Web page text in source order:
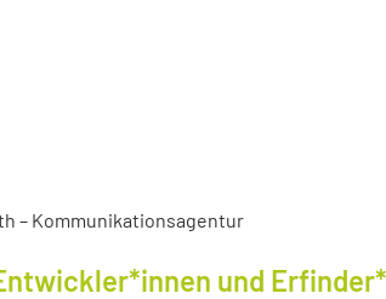
– Kommunikationsagentur
und